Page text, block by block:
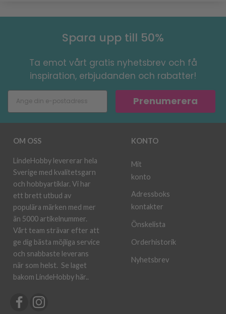
Spara upp till 50%
Ta emot vårt gratis nyhetsbrev och få
inspiration, erbjudanden och rabatter!
Prenumerera
OM OSS
LindeHobby levererar hela
Sverige med kvalitetsgarn
och hobbyartiklar. Vi har
ett brett utbud av
populära märken med mer
än 5000 artikelnummer.
Vårt team strävar efter att
ge dig bästa möjliga service
och snabbaste leverans
när som helst. Se laget
bakom LindeHobby här..
KONTO
Mit
konto
Adressboks
kontakter
Önskelista
Orderhistorik
Nyhetsbrev